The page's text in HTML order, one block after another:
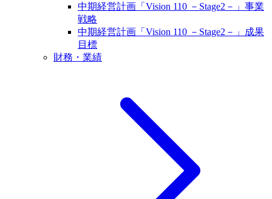
中期経営計画「Vision 110 －Stage2－」事業
戦略
中期経営計画「Vision 110 －Stage2－」成果
目標
財務・業績